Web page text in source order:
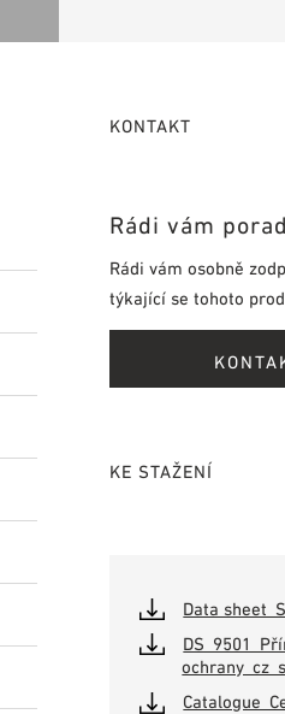
KONTAKT
Rádi vám
Rádi vám osobně
týkající se tohoto
KE STAŽENÍ
Data